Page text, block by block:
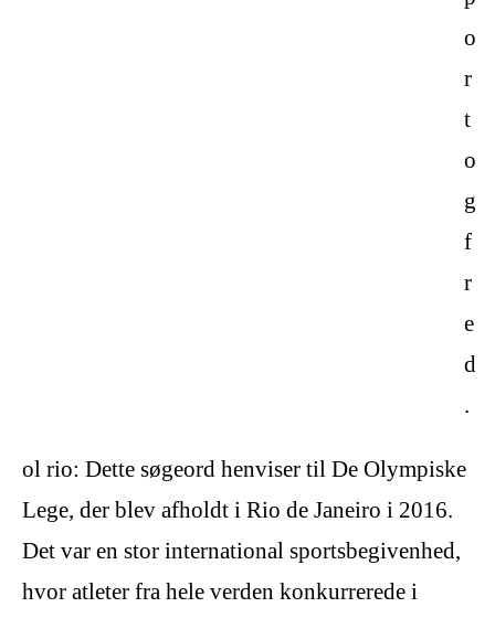
o
r
t
o
g
f
r
e
d
.
ol rio: Dette søgeord henviser til De Olympiske
Lege, der blev afholdt i Rio de Janeiro i 2016.
Det var en stor international sportsbegivenhed,
hvor atleter fra hele verden konkurrerede i